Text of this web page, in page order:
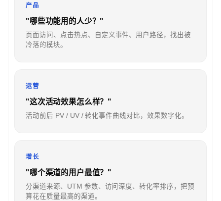
产品
"哪些功能用的人少？"
页面访问、点击热点、自定义事件、用户路径，找出被
冷落的模块。
运营
"这次活动效果怎么样？"
活动前后 PV / UV / 转化事件曲线对比，效果数字化。
增长
"哪个渠道的用户最值？"
分渠道来源、UTM 参数、访问深度、转化率排序，把预
算花在质量最高的渠道。